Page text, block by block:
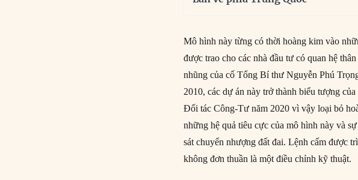
Mô hình này từng có thời hoàng kim vào
được trao cho các nhà đầu tư có quan hệ
nhũng của cố Tổng Bí thư Nguyễn Phú
2010, các dự án này trở thành biểu tượng
Đối tác Công-Tư năm 2020 vì vậy loại bỏ
những hệ quả tiêu cực của mô hình này và
sát chuyển nhượng đất đai. Lệnh cấm được
không đơn thuần là một điều chỉnh kỹ thuật.